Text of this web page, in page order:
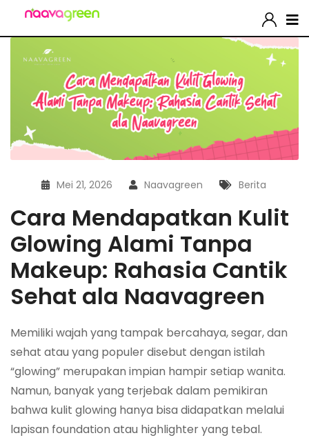
Mei 21, 2026 Naavagreen Berita
Cara Mendapatkan Kulit
Glowing Alami Tanpa
Makeup: Rahasia Cantik
Sehat ala Naavagreen
Memiliki wajah yang tampak bercahaya, segar, dan
sehat atau yang populer disebut dengan istilah
“glowing” merupakan impian hampir setiap wanita.
Namun, banyak yang terjebak dalam pemikiran
bahwa kulit glowing hanya bisa didapatkan melalui
lapisan foundation atau highlighter yang tebal.